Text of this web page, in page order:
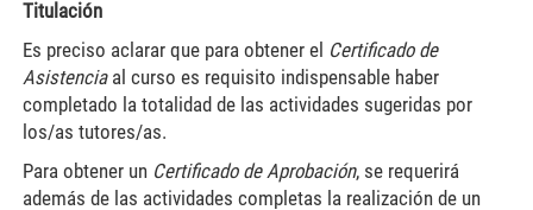
Titulación
Es preciso aclarar que para obtener el Certificado de
Asistenciaal curso es requisito indispensable haber
completado la totalidad de las actividades sugeridas por
los/as tutores/as.
Para obtener un Certificado de Aprobación, se requerirá
además de las actividades completas la realización de un